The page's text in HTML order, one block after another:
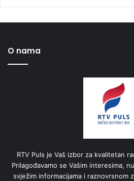
O nama
RTV Puls je Vaš izbor za kvalitetan
Prilagođavamo se Vašim interesima,
svježim informacijama i raznovrsnom